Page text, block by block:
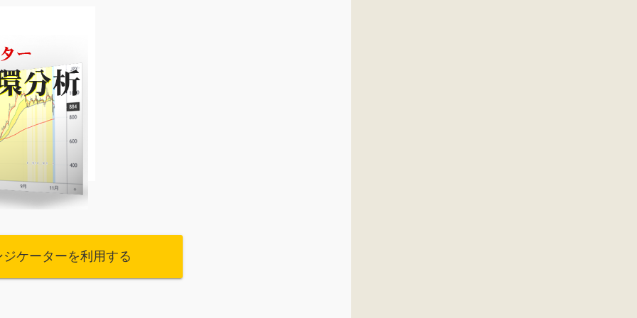
ケーターを利用する